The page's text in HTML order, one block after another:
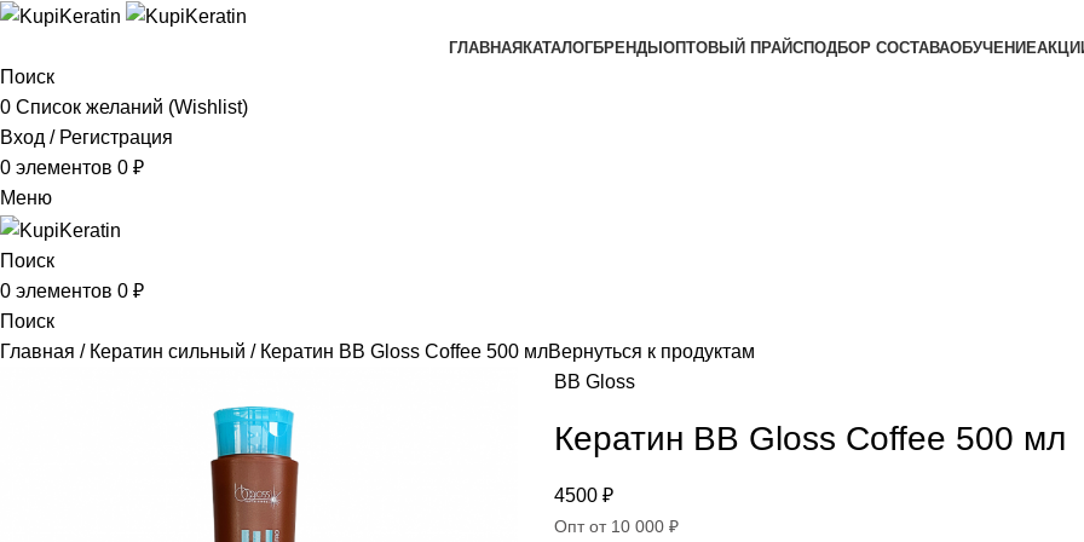
ГЛАВНАЯ КАТАЛОГБРЕНДЫ ОПТОВЫЙ ПРАЙСПОДБОР СОСТАВАОБУЧЕНИЕ
Поиск
0 Список желаний (Wishlist)
Вход / Регистрация
0 элементов 0 ₽
Меню
Поиск
0 элементов 0 ₽
Поиск
Главная
Кератин сильный Кератин BB Gloss Coffee 500 млВернуться к продуктам
BB Gloss
Кератин BB Gloss Coffee 500 мл
4500 ₽
Опт от 10 000 ₽